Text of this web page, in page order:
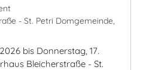
- St. Petri Domgemeinde,
bis Donnerstag, 17.
Bleicherstraße - St.